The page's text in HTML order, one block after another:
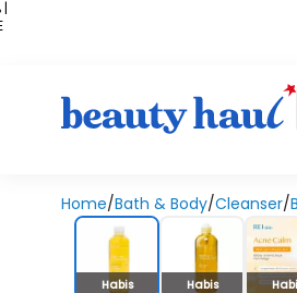
|
Home/Bath & Body/Cleanser/
Stok Habis
Habis Habis